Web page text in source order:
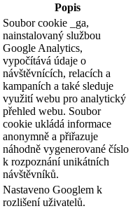
Popis
Soubor cookie _ga,
nainstalovaný službou
Google Analytics,
vypočítává údaje o
návštěvnících, relacích a
kampaních a také sleduje
využití webu pro analytický
přehled webu. Soubor
cookie ukládá informace
anonymně a přiřazuje
náhodně vygenerované číslo
k rozpoznání unikátních
návštěvníků.
Nastaveno Googlem k
rozlišení uživatelů.